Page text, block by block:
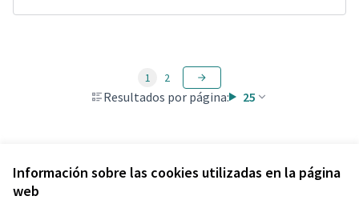
Información sobre las cookies utilizadas en la página
web
Resultados por página: 25
1 2
Ver todas las propuestas retiradas